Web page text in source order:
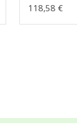
118,58 €